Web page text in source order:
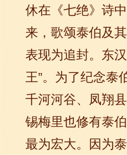
休在《七绝》诗
来，歌颂泰伯及
表现为追封。东
王”。为了纪念泰
千河河谷、凤翔
锡梅里也修有泰
最为宏大。因为